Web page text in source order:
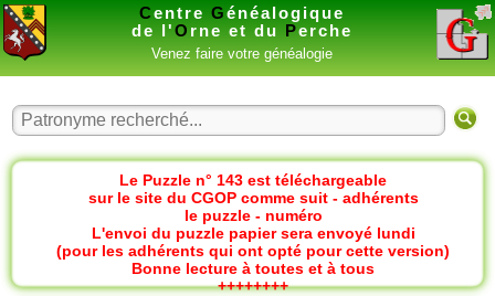
Centre Généalogique
de l'O rne et du Perche
Venez faire votre généalogie
Le Puzzle n° 143 est téléchargeable
sur le site du CGOP comme suit - adhérents
le puzzle - numéro
L'envoi du puzzle papier sera envoyé lundi
(pour les adhérents qui ont opté pour cette version)
Bonne lecture à toutes et à tous
++++++++